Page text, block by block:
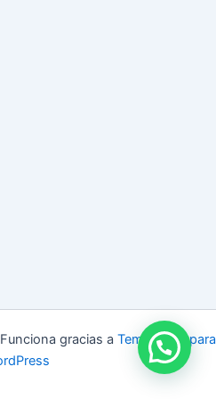
gracias a Tema Astra para